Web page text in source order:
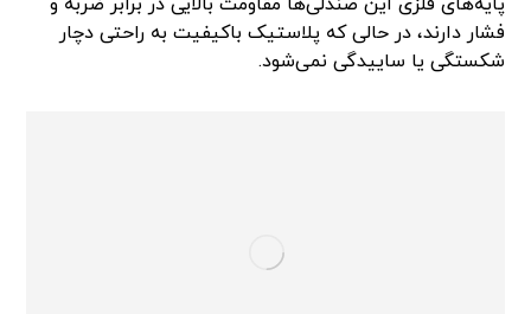
فشار دارند، در حالی که پلاستیک باکیفیت به راحتی دچار
شکستگی یا ساییدگی نمی‌شود.